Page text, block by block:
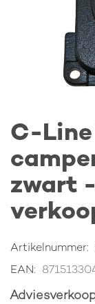
naar
begin
afbeeldingen-
gallerij
C-
zwart
Artikelnummer
EAN